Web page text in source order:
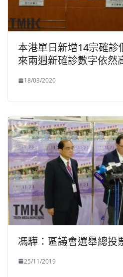
本港單日新增14宗確診
來兩週新確診數字依然
18/03/2020
馮驊：區議會選舉總投
25/11/2019